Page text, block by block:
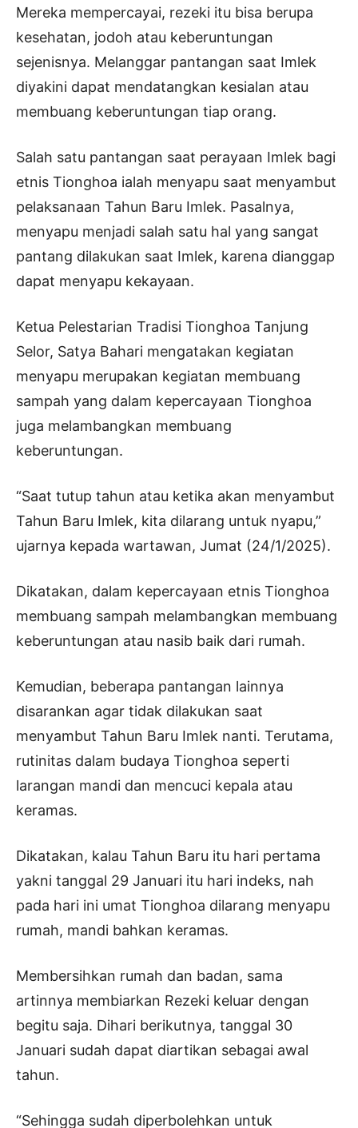
Mereka mempercayai, rezeki itu bisa berupa
kesehatan, jodoh atau keberuntungan
sejenisnya. Melanggar pantangan saat Imlek
diyakini dapat mendatangkan kesialan atau
membuang keberuntungan tiap orang.
Salah satu pantangan saat perayaan Imlek bagi
etnis Tionghoa ialah menyapu saat menyambut
pelaksanaan Tahun Baru Imlek. Pasalnya,
menyapu menjadi salah satu hal yang sangat
pantang dilakukan saat Imlek, karena dianggap
dapat menyapu kekayaan.
Ketua Pelestarian Tradisi Tionghoa Tanjung
Selor, Satya Bahari mengatakan kegiatan
menyapu merupakan kegiatan membuang
sampah yang dalam kepercayaan Tionghoa
juga melambangkan membuang
keberuntungan.
“Saat tutup tahun atau ketika akan menyambut
Tahun Baru Imlek, kita dilarang untuk nyapu,”
ujarnya kepada wartawan, Jumat (24/1/2025).
Dikatakan, dalam kepercayaan etnis Tionghoa
membuang sampah melambangkan membuang
keberuntungan atau nasib baik dari rumah.
Kemudian, beberapa pantangan lainnya
disarankan agar tidak dilakukan saat
menyambut Tahun Baru Imlek nanti. Terutama,
rutinitas dalam budaya Tionghoa seperti
larangan mandi dan mencuci kepala atau
keramas.
Dikatakan, kalau Tahun Baru itu hari pertama
yakni tanggal 29 Januari itu hari indeks, nah
pada hari ini umat Tionghoa dilarang menyapu
rumah, mandi bahkan keramas.
Membersihkan rumah dan badan, sama
artinnya membiarkan Rezeki keluar dengan
begitu saja. Dihari berikutnya, tanggal 30
Januari sudah dapat diartikan sebagai awal
tahun.
“Sehingga sudah diperbolehkan untuk